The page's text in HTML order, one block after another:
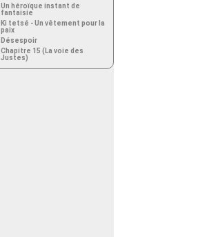
Un héroïque instant de
fantaisie
Ki tetsé - Un vêtement pour la
paix
Désespoir
Chapitre 15 (La voie des
Justes)